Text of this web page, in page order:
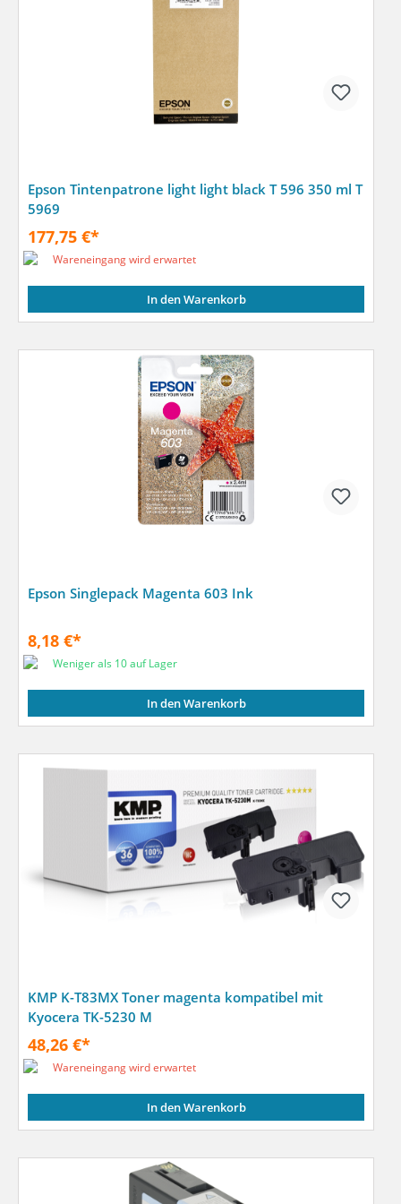
Epson Tintenpatrone light light black T 596 350 ml T
5969
177,75 €*
Wareneingang wird erwartet
In den Warenkorb
Epson Singlepack Magenta 603 Ink
8,18 €*
Weniger als 10 auf Lager
In den Warenkorb
KMP K-T83MX Toner magenta kompatibel mit
Kyocera TK-5230 M
48,26 €*
Wareneingang wird erwartet
In den Warenkorb